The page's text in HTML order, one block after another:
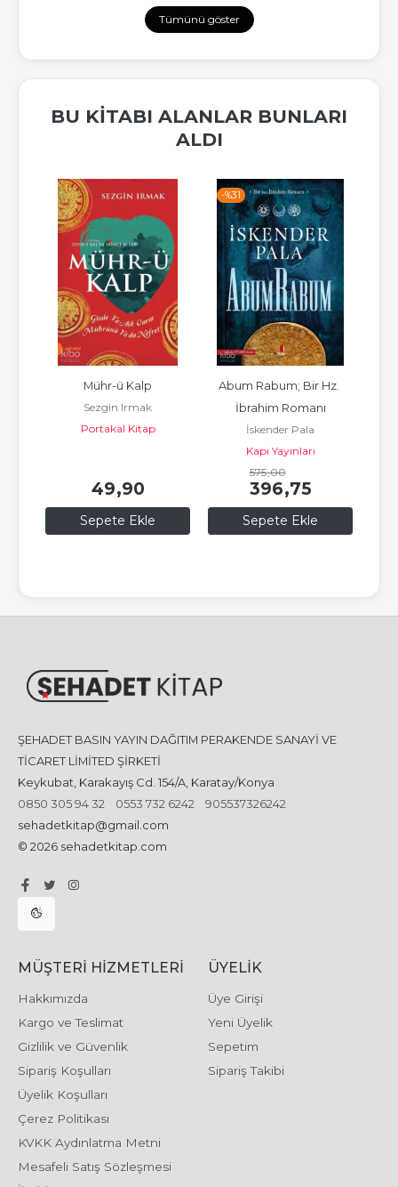
Tümünü göster
BU KITABI ALANLAR BUNLARI
ALDI
Sepete Ekle
Mühr-ü Kalp
Sezgin Irmak
Portakal Kitap
49,90
-%31
Sepete Ekle
Abum Rabum; Bir Hz.
İbrahim Romanı
İskender Pala
Kapı Yayınları
575,00
396,75
ŞEHADET BASIN YAYIN DAĞITIM PERAKENDE SANAYİ VE
TİCARET LİMİTED ŞİRKETİ
Keykubat, Karakayış Cd. 154/A, Karatay/Konya
0850 305 94 32
0553 732 6242
905537326242
sehadetkitap@gmail.com
© 2026 sehadetkitap.com
MÜŞTERI HIZMETLERI
Hakkımızda
Kargo ve Teslimat
Gizlilik ve Güvenlik
Sipariş Koşulları
Üyelik Koşulları
Çerez Politikası
KVKK Aydınlatma Metni
Mesafeli Satış Sözleşmesi
ÜYELIK
Üye Girişi
Yeni Üyelik
Sepetim
Sipariş Takibi